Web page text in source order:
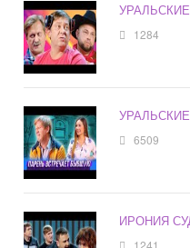
1284
6509
ИРОНИЯ
1241